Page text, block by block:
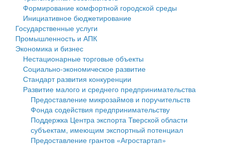
Государственные услуги
Промышленность и АПК
Экономика и бизнес
Символика
Устав
Гостям округа
Туризм
Культура
Образование
Здравоохранение
муниципального округа Тверской области
Администрация Кашинского муниципального округа
Тверской области
Управление сельскими территориями
Открытые данные
Работа с обращениями граждан
Муниципальный контроль
Финансовое управление
Бюджет для граждан
Имущество
Выявление правообладателей ранее учтенных
объектов недвижимости
Имущественная поддержка субъектов малого и
среднего предпринимательства
Формирование комфортной городской среды
Инициативное бюджетирование
Государственные услуги
Промышленность и АПК
Экономика и бизнес
Нестационарные торговые объекты
Социально-экономическое развитие
Стандарт развития конкуренции
Развитие малого и среднего предпринимательства
Предоставление микрозаймов и поручительств
Фонда содействия предпринимательству
Поддержка Центра экспорта Тверской области
субъектам, имеющим экспортный потенциал
Предоставление грантов «Агростартап»